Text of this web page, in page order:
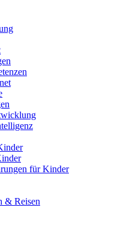
für Kinder
& Reisen